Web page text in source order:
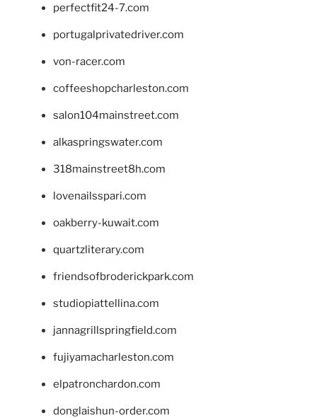
perfectfit24-7.com
portugalprivatedriver.com
von-racer.com
coffeeshopcharleston.com
salon104mainstreet.com
alkaspringswater.com
318mainstreet8h.com
lovenailsspari.com
oakberry-kuwait.com
quartzliterary.com
friendsofbroderickpark.com
studiopiattellina.com
jannagrillspringfield.com
fujiyamacharleston.com
elpatronchardon.com
donglaishun-order.com